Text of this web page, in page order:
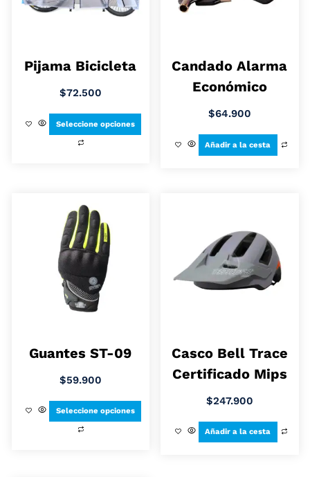
Pijama Bicicleta
$72.500
Seleccione opciones
Candado Alarma
Económico
$64.900
Añadir a la cesta
Guantes ST-09
$59.900
Seleccione opciones
Casco Bell Trace
Certificado Mips
$247.900
Añadir a la cesta